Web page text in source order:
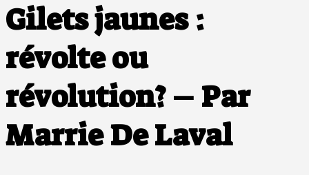
Gilets jaunes :
révolte ou
révolution? – Par
Marrie De Laval